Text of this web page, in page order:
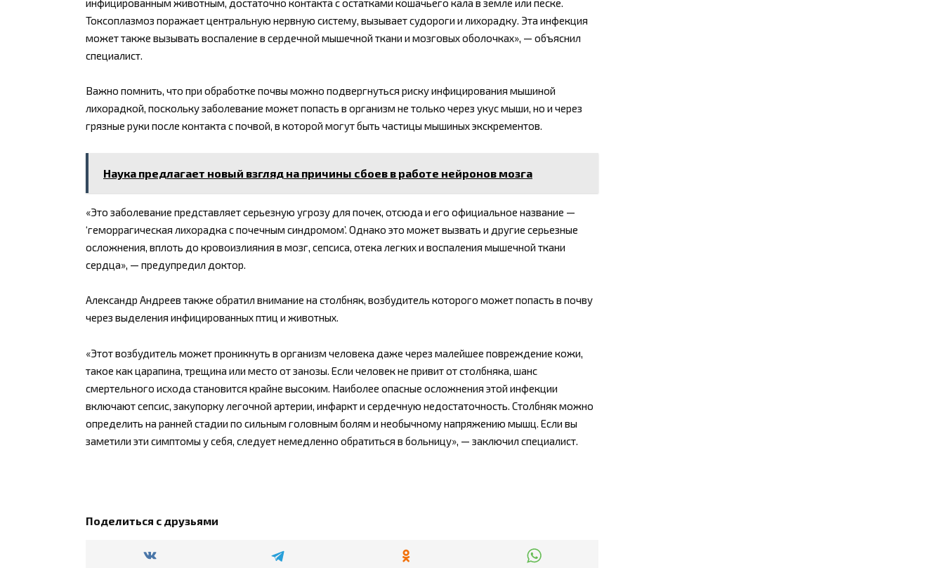
инфицированным животным, достаточно контакта с остатками кошачьего кала в земле или песке.
Токсоплазмоз поражает центральную нервную систему, вызывает судороги и лихорадку. Эта инфекция
может также вызывать воспаление в сердечной мышечной ткани и мозговых оболочках», — объяснил
специалист.
Важно помнить, что при обработке почвы можно подвергнуться риску инфицирования мышиной
лихорадкой, поскольку заболевание может попасть в организм не только через укус мыши, но и через
грязные руки после контакта с почвой, в которой могут быть частицы мышиных экскрементов.
Наука предлагает новый взгляд на причины сбоев в работе нейронов мозга
«Это заболевание представляет серьезную угрозу для почек, отсюда и его официальное название —
‘геморрагическая лихорадка с почечным синдромом’. Однако это может вызвать и другие серьезные
осложнения, вплоть до кровоизлияния в мозг, сепсиса, отека легких и воспаления мышечной ткани
сердца», — предупредил доктор.
Александр Андреев также обратил внимание на столбняк, возбудитель которого может попасть в почву
через выделения инфицированных птиц и животных.
«Этот возбудитель может проникнуть в организм человека даже через малейшее повреждение кожи,
такое как царапина, трещина или место от занозы. Если человек не привит от столбняка, шанс
смертельного исхода становится крайне высоким. Наиболее опасные осложнения этой инфекции
включают сепсис, закупорку легочной артерии, инфаркт и сердечную недостаточность. Столбняк можно
определить на ранней стадии по сильным головным болям и необычному напряжению мышц. Если вы
заметили эти симптомы у себя, следует немедленно обратиться в больницу», — заключил специалист.
Поделиться с друзьями